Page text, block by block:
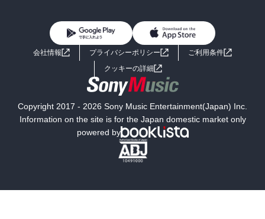
ライトノベル 男子向けラノベ
小説
海外小説
ミステリー SF
文学
よくあるご質問 お問い合わせ
会社情報 プライバシーポリシー
ご利用条件
クッキーの詳細
Copyright 2017 - 2026 Sony Music Entertainment(Japan) Inc.
Information on the site is for the Japan domestic market only
powered by